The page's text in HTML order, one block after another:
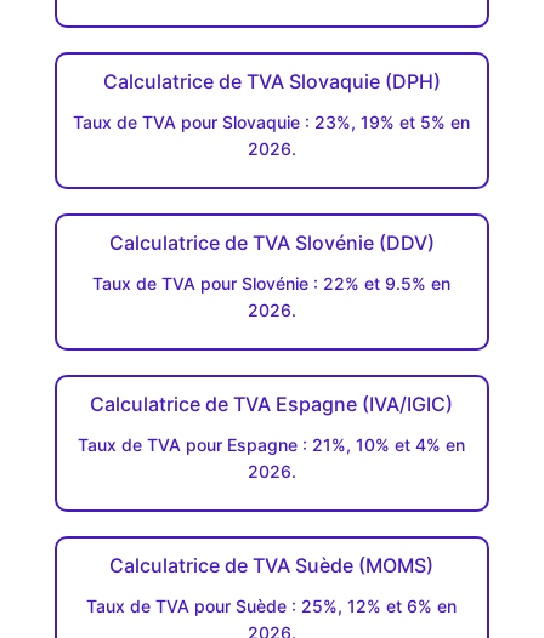
Calculatrice de TVA Slovaquie (DPH)
Taux de TVA pour Slovaquie : 23%, 19% et 5% en
2026.
Calculatrice de TVA Slovénie (DDV)
Taux de TVA pour Slovénie : 22% et 9.5% en
2026.
Calculatrice de TVA Espagne (IVA/IGIC)
Taux de TVA pour Espagne : 21%, 10% et 4% en
2026.
Calculatrice de TVA Suède (MOMS)
Taux de TVA pour Suède : 25%, 12% et 6% en
2026.